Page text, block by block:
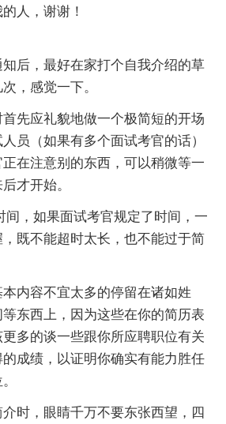
人，谢谢！
后，最好在家打个自我介绍的草
，感觉一下。
先应礼貌地做一个极简短的开场
员（如果有多个面试考官的话）
在注意别的东西，可以稍微等一
才开始。
间，如果面试考官规定了时间，一
既不能超时太长，也不能过于简
内容不宜太多的停留在诸如姓
东西上，因为这些在你的简历表
更多的谈一些跟你所应聘职位有关
成绩，以证明你确实有能力胜任
时，眼睛千万不要东张西望，四